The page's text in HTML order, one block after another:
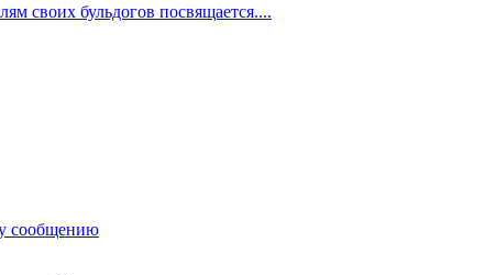
своих бульдогов посвящается....
сообщению